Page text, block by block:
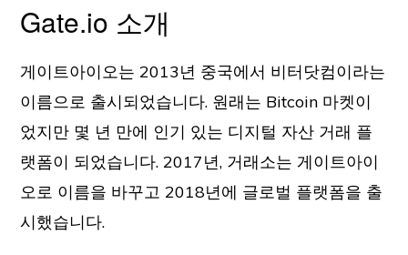
Gate.io 소개
게이트아이오는 2013년 중국에서 비터닷컴이라는
이름으로 출시되었습니다. 원래는 Bitcoin 마켓이
었지만 몇 년 만에 인기 있는 디지털 자산 거래 플
랫폼이 되었습니다. 2017년, 거래소는 게이트아이
오로 이름을 바꾸고 2018년에 글로벌 플랫폼을 출
시했습니다.